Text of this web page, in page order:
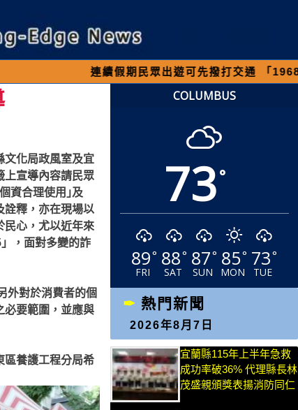
續假期民眾出遊可先撥打交通 「1968」客服專線
文化局政風室及宜
上宣導內容請民眾
資合理使用｣及
詮釋，亦在現場以
民心，尤以近年來
，面對多變的詐
外對於消費者的個
必要範圍，並應與
區養護工程分局希
COLUMBUS
73°
89°
FRI
88°
SAT
87°
SUN
85°
MON
73°
TUE
熱門新聞
2026年8月7日
宜蘭縣115年上半年急救
成功率破36% 代理縣長林
茂盛親頒獎表揚消防同仁